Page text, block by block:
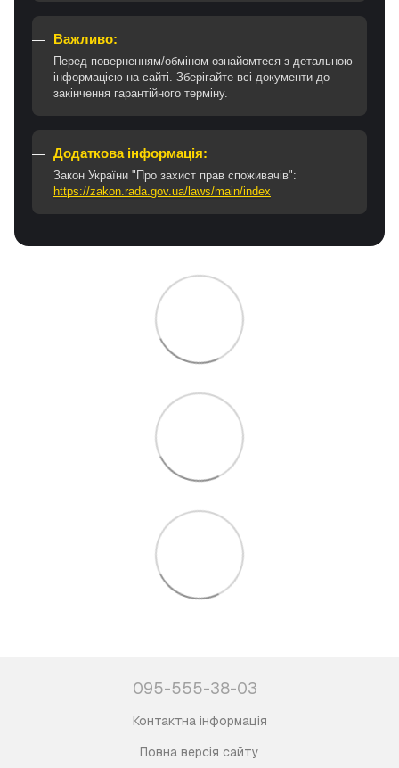
Важливо:
Перед поверненням/обміном ознайомтеся з детальною
інформацією на сайті. Зберігайте всі документи до
закінчення гарантійного терміну.
Додаткова інформація:
Закон України "Про захист прав споживачів":
https://zakon.rada.gov.ua/laws/main/index
095-555-38-03
Контактна інформація
Повна версія сайту